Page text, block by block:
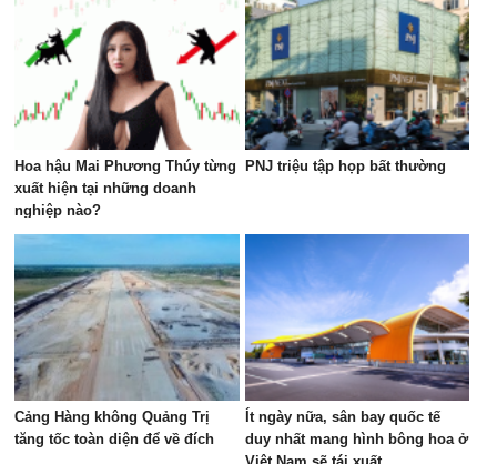
Hoa hậu Mai Phương Thúy từng
xuất hiện tại những doanh
nghiệp nào?
PNJ triệu tập họp bất thường
Cảng Hàng không Quảng Trị
tăng tốc toàn diện để về đích
Ít ngày nữa, sân bay quốc tế
duy nhất mang hình bông hoa ở